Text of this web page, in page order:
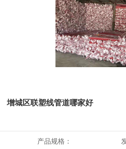
增城区联塑线管道哪家好
产品规格：